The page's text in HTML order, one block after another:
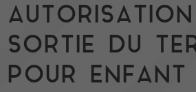
SORTIE DU
POUR ENFANT